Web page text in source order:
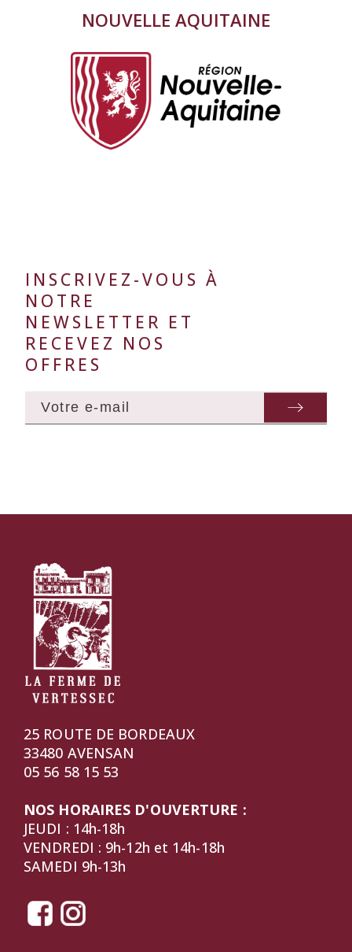
NOUVELLE AQUITAINE
INSCRIVEZ-VOUS À
NOTRE
NEWSLETTER ET
RECEVEZ NOS
OFFRES
25 ROUTE DE BORDEAUX
33480 AVENSAN
05 56 58 15 53
NOS HORAIRES D'OUVERTURE :
JEUDI : 14h-18h
VENDREDI : 9h-12h et 14h-18h
SAMEDI 9h-13h